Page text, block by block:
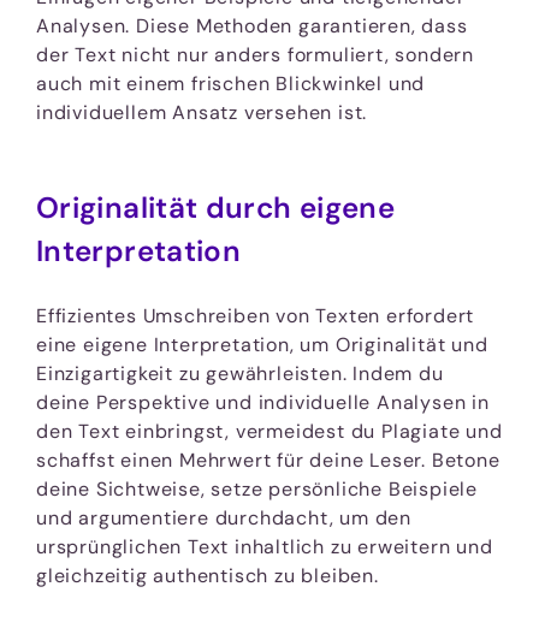
Analysen. Diese Methoden garantieren, dass
der Text nicht nur anders formuliert, sondern
auch mit einem frischen Blickwinkel und
individuellem Ansatz versehen ist.
Originalität durch eigene
Interpretation
Effizientes Umschreiben von Texten erfordert
eine eigene Interpretation, um Originalität und
Einzigartigkeit zu gewährleisten. Indem du
deine Perspektive und individuelle Analysen in
den Text einbringst, vermeidest du Plagiate und
schaffst einen Mehrwert für deine Leser. Betone
deine Sichtweise, setze persönliche Beispiele
und argumentiere durchdacht, um den
ursprünglichen Text inhaltlich zu erweitern und
gleichzeitig authentisch zu bleiben.